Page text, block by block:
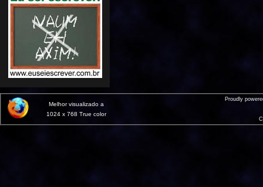
Melhor visualizado a
1024 x 768 True color
Proudly